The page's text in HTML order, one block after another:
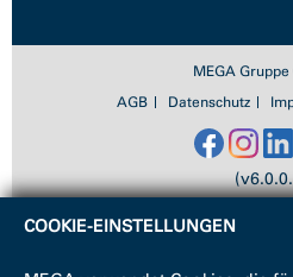
MEGA
AGB
Datenschutz
COOKIE-EINSTELLUNGEN